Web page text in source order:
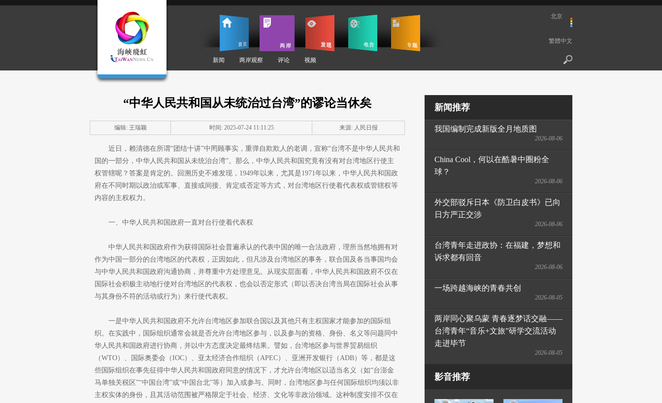
新闻 两岸观察 评论 视频
北京
繁體中文
“中华人民共和国从未统治过台湾”的谬论当休矣
编辑: 王瑞颖 时间: 2025-07-24 11:11:25 来源: 人民日报
近日，赖清德在所谓“团结十讲”中罔顾事实，重弹自欺欺人的老调，宣称“台湾不是中华人民共和
国的一部分，中华人民共和国从未统治台湾”。那么，中华人民共和国究竟有没有对台湾地区行使主
权管辖呢？答案是肯定的。回溯历史不难发现，1949年以来，尤其是1971年以来，中华人民共和国政
府在不同时期以政治或军事、直接或间接、肯定或否定等方式，对台湾地区行使着代表权或管辖权等
内容的主权权力。
一、中华人民共和国政府一直对台行使着代表权
中华人民共和国政府作为获得国际社会普遍承认的代表中国的唯一合法政府，理所当然地拥有对
作为中国一部分的台湾地区的代表权，正因如此，但凡涉及台湾地区的事务，联合国及各当事国均会
与中华人民共和国政府沟通协商，并尊重中方处理意见。从现实层面看，中华人民共和国政府不仅在
国际社会积极主动地行使对台湾地区的代表权，也会以否定形式（即以否决台湾当局在国际社会从事
与其身份不符的活动或行为）来行使代表权。
一是中华人民共和国政府不允许台湾地区参加联合国以及其他只有主权国家才能参加的国际组
织。在实践中，国际组织通常会就是否允许台湾地区参与，以及参与的资格、身份、名义等问题同中
华人民共和国政府进行协商，并以中方态度决定最终结果。譬如，台湾地区参与世界贸易组织
（WTO）、国际奥委会（IOC）、亚太经济合作组织（APEC）、亚洲开发银行（ADB）等，都是这
些国际组织在事先征得中华人民共和国政府同意的情况下，才允许台湾地区以适当名义（如“台澎金
马单独关税区”“中国台湾”或“中国台北”等）加入或参与。同时，台湾地区参与任何国际组织均须以非
主权实体的身份，且其活动范围被严格限定于社会、经济、文化等非政治领域。这种制度安排不仅在
新闻推荐
我国编制完成新版全月地质图
2026-08-06
China Cool，何以在酷暑中圈粉全
球？
2026-08-06
外交部驳斥日本《防卫白皮书》已向
日方严正交涉
2026-08-06
台湾青年走进政协：在福建，梦想和
诉求都有回音
2026-08-06
一场跨越海峡的青春共创
2026-08-05
两岸同心聚乌蒙 青春逐梦话交融——
台湾青年“音乐+文旅”研学交流活动
走进毕节
2026-08-05
影音推荐